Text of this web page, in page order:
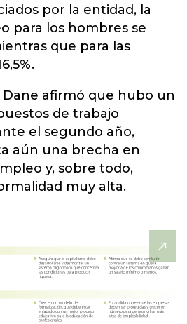
por la entidad, la
para los hombres se
que para las
Dane afirmó que hubo un
de trabajo
el segundo año,
aún una brecha en
y, sobre todo,
muy alta.